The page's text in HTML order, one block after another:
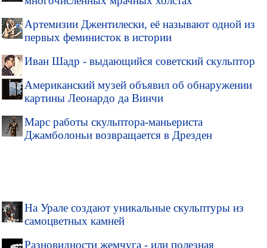
Артемизии Джентилески, её называют одной из
первых феминисток в истории
Иван Шадр - выдающийся советский скульптор
Американский музей объявил об обнаружении
картины Леонардо да Винчи
Марс работы скульптора-маньериста
Джамболоньи возвращается в Дрезден
На Урале создают уникальные скульптуры из
самоцветных камней
Разновидности жемчуга - или полезная